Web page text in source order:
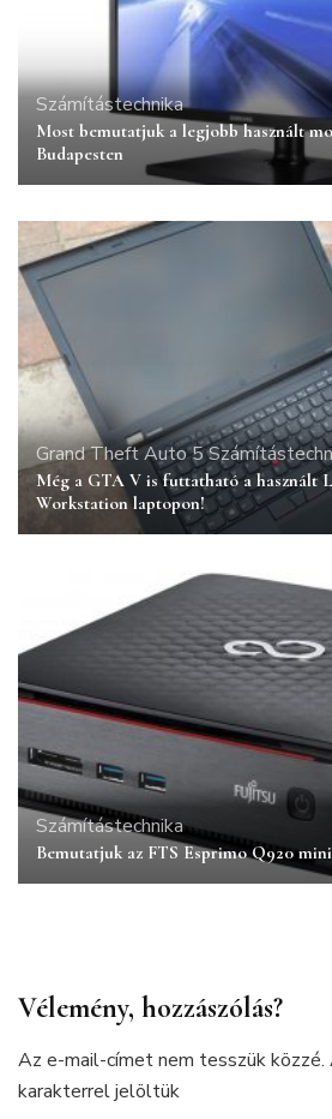
Számítástechnika
Most bemutatjuk a legjobb használt
Budapesten
Grand Theft Auto 5
Még a GTA V is futtatható a használt
Workstation laptopon!
Számítástechnika
Bemutatjuk az FTS Esprimo Q920
Vélemény, hozzászólás?
Az e-mail-címet nem tesszük közzé.
karakterrel jelöltük